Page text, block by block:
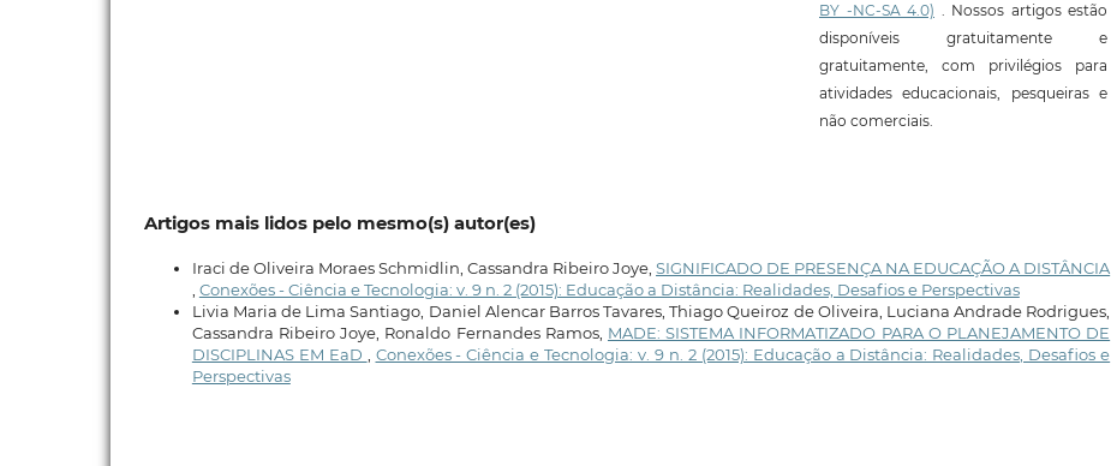
BY -NC-SA 4.0) . Nossos artigos estão
disponíveis gratuitamente e
gratuitamente, com privilégios para
atividades educacionais, pesqueiras e
não comerciais.
Artigos mais lidos pelo mesmo(s) autor(es)
Iraci de Oliveira Moraes Schmidlin, Cassandra Ribeiro Joye,SIGNIFICADO DE PRESENÇA NA EDUCAÇÃO A DISTÂNCIA
Conexões - Ciência e Tecnologia: v. 9 n. 2 (2015): Educação a Distância: Realidades, Desafios e Perspectivas
Livia Maria de Lima Santiago, Daniel Alencar Barros Tavares, Thiago Queiroz de Oliveira, Luciana Andrade Rodrigues,
Cassandra Ribeiro Joye, Ronaldo Fernandes Ramos, MADE: SISTEMA INFORMATIZADO PARA O PLANEJAMENTO DE
DISCIPLINAS EM EaD
Conexões - Ciência e Tecnologia: v. 9 n. 2 (2015): Educação a Distância: Realidades, Desafios e
Perspectivas